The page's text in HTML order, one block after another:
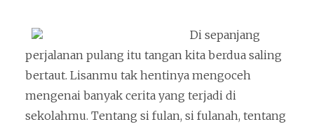
Di sepanjang
perjalanan pulang itu tangan kita berdua saling
bertaut. Lisanmu tak hentinya mengoceh
mengenai banyak cerita yang terjadi di
sekolahmu. Tentang si fulan, si fulanah, tentang